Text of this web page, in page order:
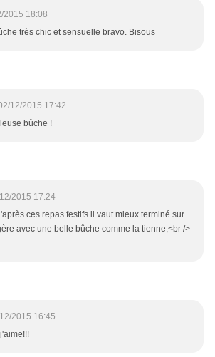
2015 18:08
très chic et sensuelle bravo. Bisous
12/2015 17:42
bûche !
2015 17:24
ces repas festifs il vaut mieux terminé sur
avec une belle bûche comme la tienne,<br />
2015 16:45